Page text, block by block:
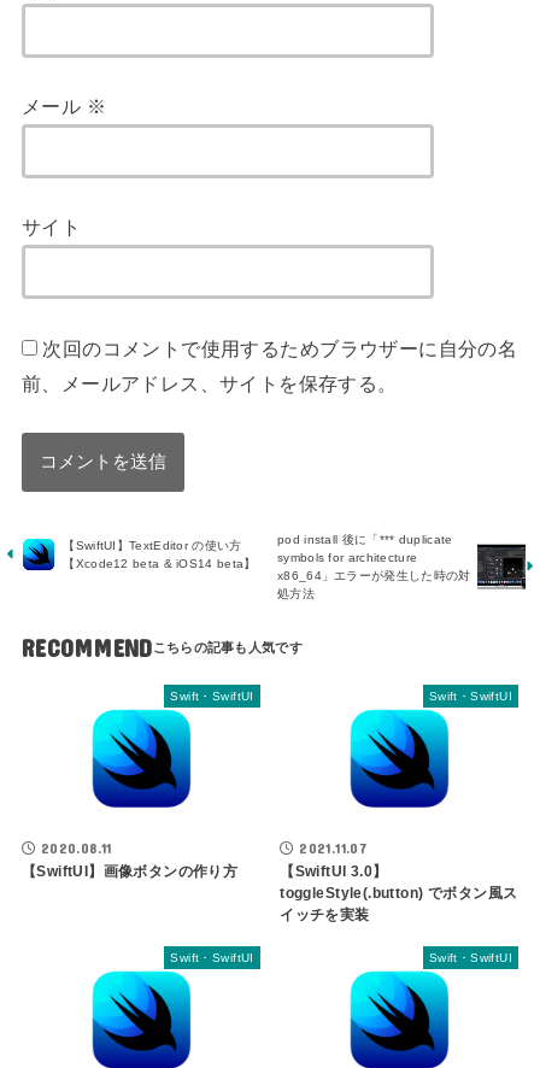
メール ※
サイト
次回のコメントで使用するためブラウザーに自分の名
前、メールアドレス、サイトを保存する。
【SwiftUI】TextEditor の使い方
【Xcode12 beta & iOS14 beta】
pod install 後に「*** duplicate
symbols for architecture
x86_64」エラーが発生した時の対
処方法
RECOMMEND
Swift・SwiftUI
2020.08.11
【SwiftUI】画像ボタンの作り方
Swift・SwiftUI
2021.11.07
【SwiftUI 3.0】
toggleStyle(.button) でボタン風ス
イッチを実装
Swift・SwiftUI Swift・SwiftUI